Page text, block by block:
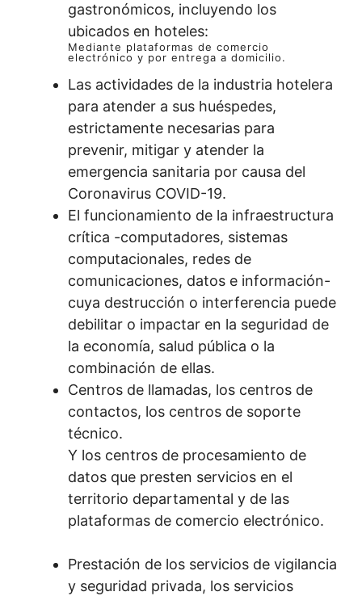
gastronómicos, incluyendo los
ubicados en hoteles:
Mediante plataformas de comercio
electrónico y por entrega a domicilio.
Las actividades de la industria hotelera
para atender a sus huéspedes,
estrictamente necesarias para
prevenir, mitigar y atender la
emergencia sanitaria por causa del
Coronavirus COVID-19.
El funcionamiento de la infraestructura
crítica -computadores, sistemas
computacionales, redes de
comunicaciones, datos e información-
cuya destrucción o interferencia puede
debilitar o impactar en la seguridad de
la economía, salud pública o la
combinación de ellas.
Centros de llamadas, los centros de
contactos, los centros de soporte
técnico.
Y los centros de procesamiento de
datos que presten servicios en el
territorio departamental y de las
plataformas de comercio electrónico.
Prestación de los servicios de vigilancia
y seguridad privada, los servicios